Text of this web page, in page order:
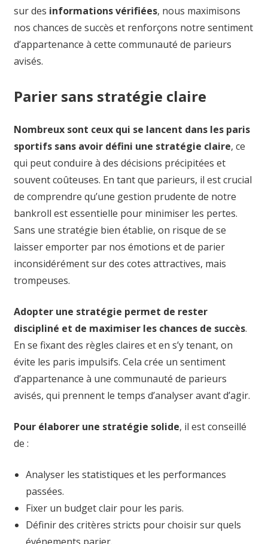
sur des informations vérifiées, nous maximisons
nos chances de succès et renforçons notre sentiment
d’appartenance à cette communauté de parieurs
avisés.
Parier sans stratégie claire
Nombreux sont ceux qui se lancent dans les paris
sportifs sans avoir défini une stratégie claire, ce
qui peut conduire à des décisions précipitées et
souvent coûteuses. En tant que parieurs, il est crucial
de comprendre qu’une gestion prudente de notre
bankroll est essentielle pour minimiser les pertes.
Sans une stratégie bien établie, on risque de se
laisser emporter par nos émotions et de parier
inconsidérément sur des cotes attractives, mais
trompeuses.
Adopter une stratégie permet de rester
discipliné et de maximiser les chances de succès.
En se fixant des règles claires et en s’y tenant, on
évite les paris impulsifs. Cela crée un sentiment
d’appartenance à une communauté de parieurs
avisés, qui prennent le temps d’analyser avant d’agir.
Pour élaborer une stratégie solide, il est conseillé
de :
Analyser les statistiques et les performances
passées.
Fixer un budget clair pour les paris.
Définir des critères stricts pour choisir sur quels
événements parier.